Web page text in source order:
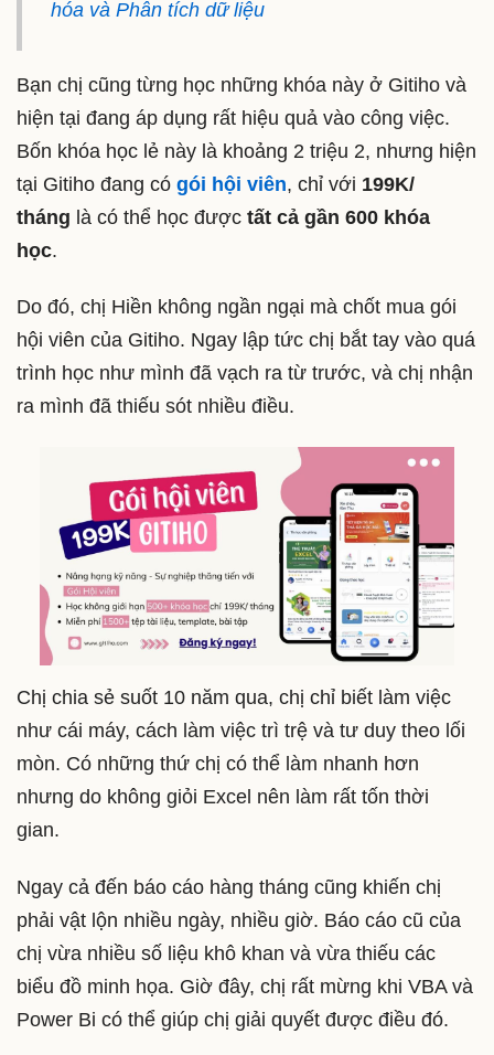
hóa và Phân tích dữ liệu
Bạn chị cũng từng học những khóa này ở Gitiho và
hiện tại đang áp dụng rất hiệu quả vào công việc.
Bốn khóa học lẻ này là khoảng 2 triệu 2, nhưng hiện
tại Gitiho đang có gói hội viên, chỉ với 199K/
tháng là có thể học được tất cả gần 600 khóa
học.
Do đó, chị Hiền không ngần ngại mà chốt mua gói
hội viên của Gitiho. Ngay lập tức chị bắt tay vào quá
trình học như mình đã vạch ra từ trước, và chị nhận
ra mình đã thiếu sót nhiều điều.
Chị chia sẻ suốt 10 năm qua, chị chỉ biết làm việc
như cái máy, cách làm việc trì trệ và tư duy theo lối
mòn. Có những thứ chị có thể làm nhanh hơn
nhưng do không giỏi Excel nên làm rất tốn thời
gian.
Ngay cả đến báo cáo hàng tháng cũng khiến chị
phải vật lộn nhiều ngày, nhiều giờ. Báo cáo cũ của
chị vừa nhiều số liệu khô khan và vừa thiếu các
biểu đồ minh họa. Giờ đây, chị rất mừng khi VBA và
Power Bi có thể giúp chị giải quyết được điều đó.